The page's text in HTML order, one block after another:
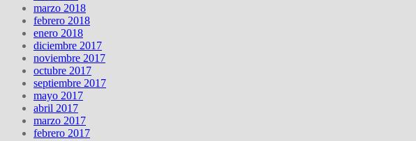
marzo 2018
febrero 2018
enero 2018
diciembre 2017
noviembre 2017
octubre 2017
septiembre 2017
mayo 2017
abril 2017
marzo 2017
febrero 2017